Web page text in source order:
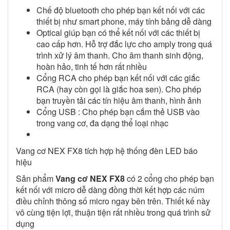
Chế độ bluetooth cho phép bạn kết nối với các
thiết bị như smart phone, máy tính bảng dễ dàng
Optical giúp bạn có thể kết nối với các thiết bị
cao cấp hơn. Hỗ trợ đắc lực cho amply trong quá
trình xử lý âm thanh. Cho âm thanh sinh động,
hoàn hảo, tinh tế hơn rất nhiều
Cổng RCA cho phép bạn kết nối với các giắc
RCA (hay còn gọi là giắc hoa sen). Cho phép
bạn truyền tải các tín hiệu âm thanh, hình ảnh
Cổng USB : Cho phép bạn cắm thẻ USB vào
trong vang cơ, đa dạng thể loại nhạc
Vang cơ NEX FX8 tích hợp hệ thống đèn LED báo
hiệu
Sản phẩmVang cơ NEX FX8có 2 cổng cho phép bạn
kết nối với micro dễ dàng đồng thời kết hợp các núm
điều chỉnh thông số micro ngay bên trên. Thiết kế này
vô cùng tiện lợi, thuận tiện rất nhiều trong quá trình sử
dụng